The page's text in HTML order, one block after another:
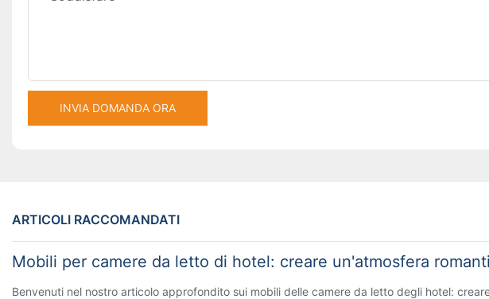
INVIA DOMANDA ORA
ARTICOLI RACCOMANDATI
Mobili per camere da letto di hotel: creare un'atmosfera
Benvenuti nel nostro articolo approfondito sui mobili delle camere da letto degli hotel: